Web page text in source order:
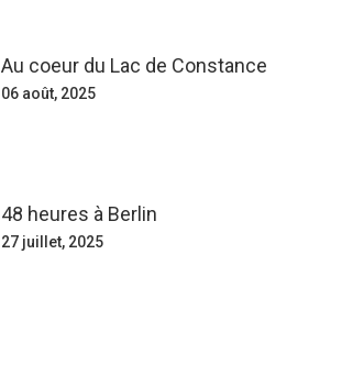
Au coeur du Lac de Constance
06 août, 2025
48 heures à Berlin
27 juillet, 2025